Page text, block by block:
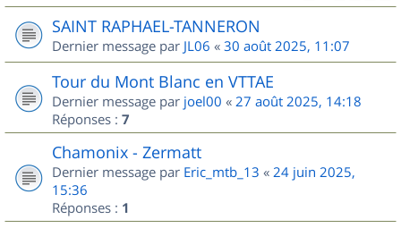
SAINT RAPHAEL-TANNERON
Dernier message par JL06 « 30 août 2025, 11:07
Tour du Mont Blanc en VTTAE
Dernier message par joel00 « 27 août 2025, 14:18
Réponses : 7
Chamonix - Zermatt
Dernier message par Eric_mtb_13 « 24 juin 2025,
15:36
Réponses : 1